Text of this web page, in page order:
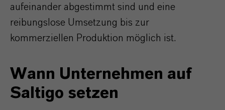
aufeinander abgestimmt sind und eine
reibungslose Umsetzung bis zur
kommerziellen Produktion möglich ist.
Wann Unternehmen auf
Saltigo setzen